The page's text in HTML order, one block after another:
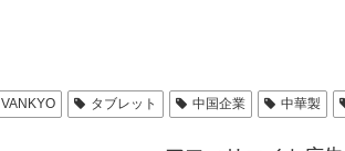
VANKYO タブレット 中国企業 中華製